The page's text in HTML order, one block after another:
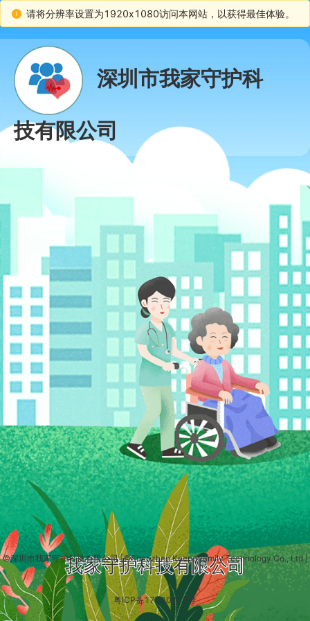
请将分辨率设置为1920x1080访问本网站，以获得最佳体验。
深圳市我家守护科
技有限公司
我家守护科技有限公司
©深圳市我家守护科技有限公司 |©Shenzhen Keeperfamily Technology Co., Ltd|
粤ICP备17130110号